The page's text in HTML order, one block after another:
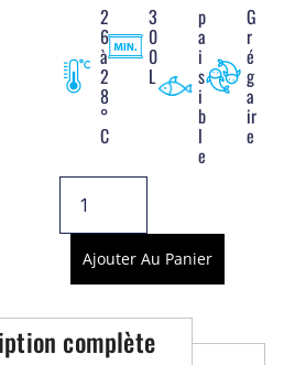
2
6
à
2
8
°
C
3
0
0
L
p
a
i
s
i
b
l
e
G
r
é
g
a
ir
e
Ajouter Au Panier
complète